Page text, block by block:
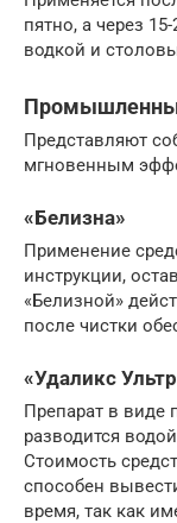
пятно, а через
водкой и
Представляют
мгновенным
«Белизна»
Применение
инструкции,
«Белизной»
после чистки
«Удаликс
Препарат в виде
разводится
Стоимость
способен
время, так как